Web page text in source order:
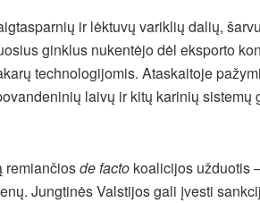
ir lėktuvų variklių dalių,
ginklus nukentėjo dėl eksporto
technologijomis. Ataskaitoje
laivų ir kitų karinių sistemų
remiančiosde facto koalicijos užduotis
Jungtinės Valstijos gali įvesti